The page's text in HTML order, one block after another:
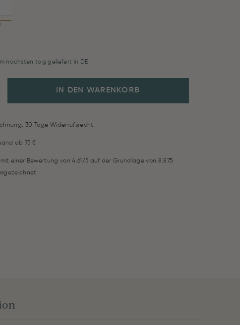
nächsten tag geliefert in DE
IN DEN WARENKORB
30 Tage Widerrufsrecht
ab 75 €
einer Bewertung von 4.61/5 auf der Grundlage von 8.875